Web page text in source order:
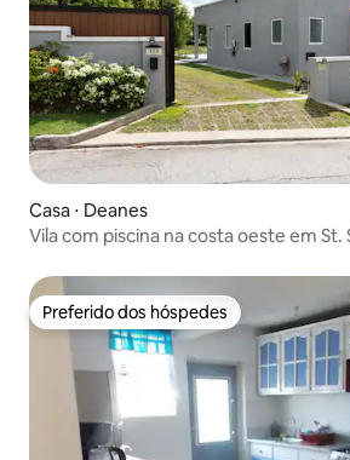
Casa ⋅ Deanes
Vila com piscina na costa oeste em St.
Preferido dos hóspedes
Preferido dos hóspedes